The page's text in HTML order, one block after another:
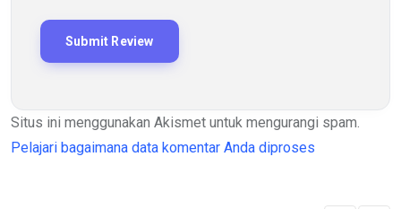
Situs ini menggunakan Akismet untuk mengurangi spam.
Pelajari bagaimana data komentar Anda diproses